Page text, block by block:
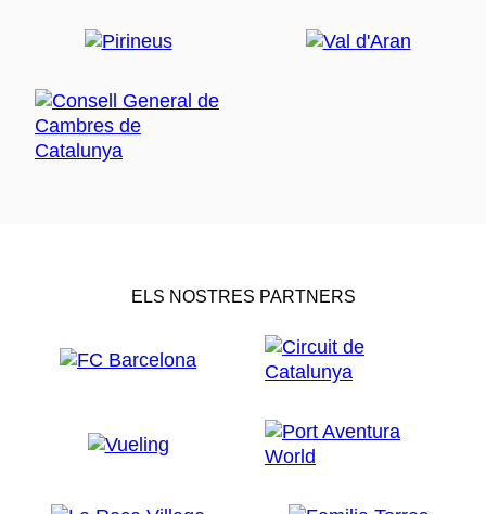
ELS NOSTRES PARTNERS